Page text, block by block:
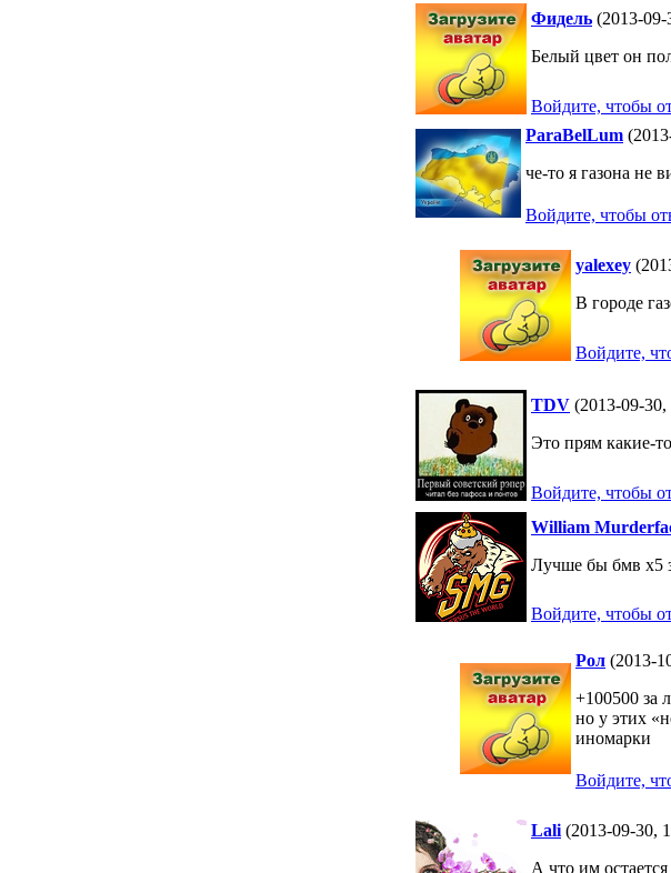
Фидель (2013-09-
Белый цвет он
Войдите, чтобы
ParaBelLum
че-то я газона не
Войдите, чтобы
yalexey
В городе
Войдите,
TDV (2013-09-30,
Это прям какие-
Войдите, чтобы
William
Лучше бы бмв х5
Войдите, чтобы
Рол (2013-
+100500 за
но у этих
иномарки
Войдите,
Lali (2013-09-30,
А что им